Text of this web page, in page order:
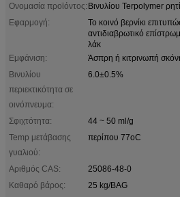
Ονομασία προϊόντος: Βινυλίου Terpolymer
Εφαρμογή:
Το κοινό βερνίκι
αντιδιαβρωτικό
λάκ
Εμφάνιση:
Άσπρη ή κιτρινωπή
Βινυλίου
περιεκτικότητα σε
οινόπνευμα:
6.0±0.5%
Σφιχτότητα:
44 ~ 50 ml/g
Temp μετάβασης
γυαλιού:
περίπου 77oC
Αριθμός CAS:
25086-48-0
Καθαρό βάρος:
25 kg/BAG